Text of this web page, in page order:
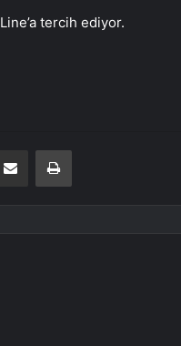
tercih ediyor.
E-Posta ile paylaş Yazdır